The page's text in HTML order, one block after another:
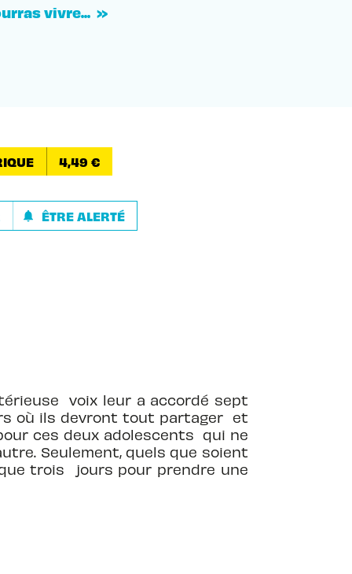
vivre... »
4,49 €
notifications ÊTRE ALERTÉ
voix leur a accordé sept
où ils devront tout partager et
ces deux adolescents qui ne
Seulement, quels que soient
trois jours pour prendre une